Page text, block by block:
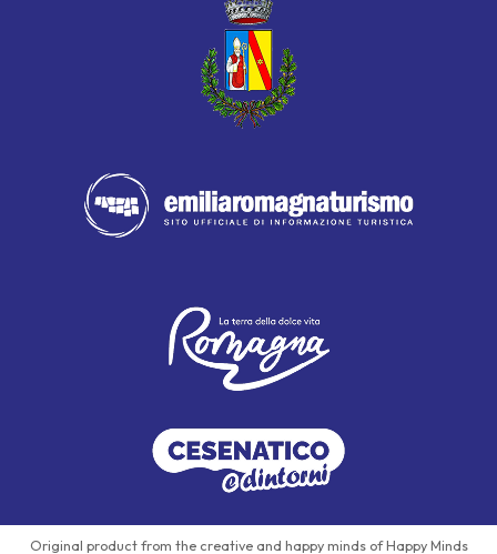
Original product from the creative and happy minds of Happy Minds